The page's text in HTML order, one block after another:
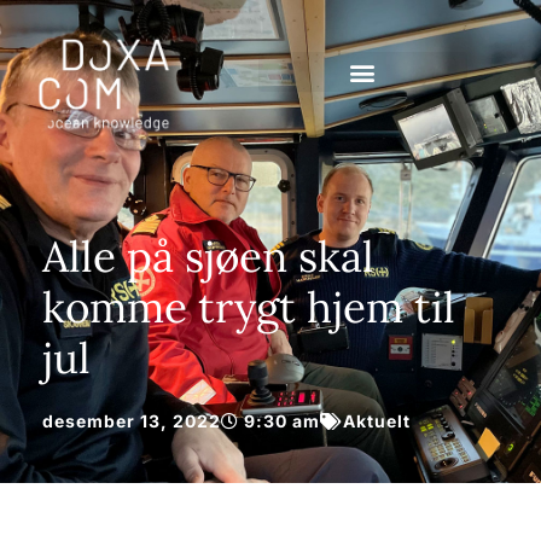
Alle på sjøen skal
komme trygt hjem til
jul
desember 13, 2022 9:30 am Aktuelt